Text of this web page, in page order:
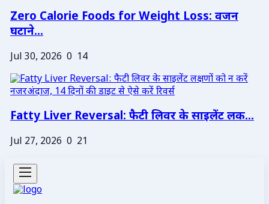
Zero Calorie Foods for Weight Loss: वजन
घटाने...
Jul 30, 2026 0 14
Fatty Liver Reversal: फैटी लिवर के साइलेंट लक...
Jul 27, 2026 0 21